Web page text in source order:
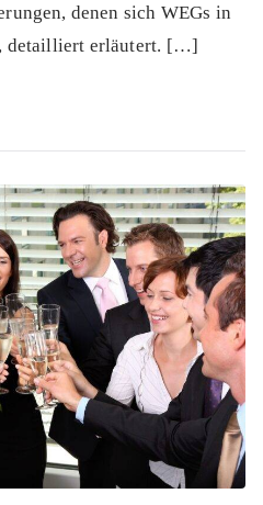
denen sich WEGs in
detailliert erläutert. […]